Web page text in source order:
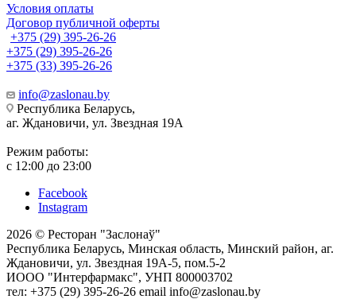
Условия оплаты
Договор публичной оферты
+375 (29) 395-26-26
+375 (29) 395-26-26
+375 (33) 395-26-26
info@zaslonau.by
Республика Беларусь,
аг. Ждановичи, ул. Звездная 19А
Режим работы:
с 12:00 до 23:00
Facebook
Instagram
2026 © Ресторан "Заслонаў"
Республика Беларусь, Минская область, Минский район, аг.
Ждановичи, ул. Звездная 19А-5, пом.5-2
ИООО "Интерфармакс", УНП 800003702
тел: +375 (29) 395-26-26 email info@zaslonau.by